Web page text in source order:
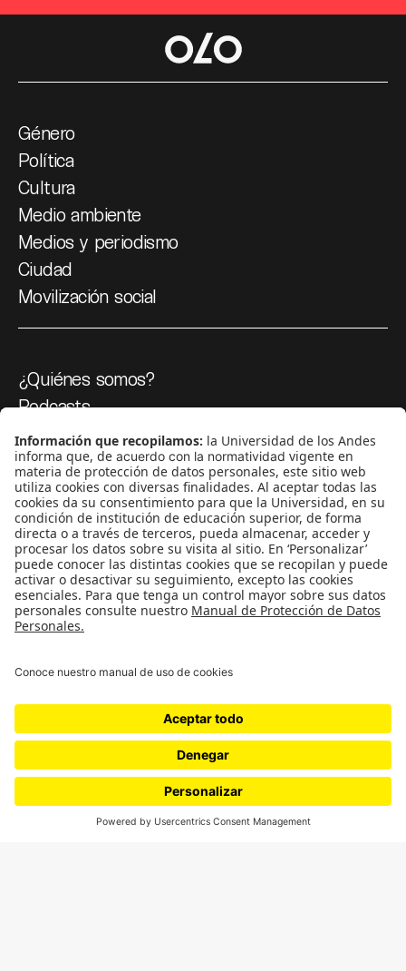
Género
Política
Cultura
Medio ambiente
Medios y periodismo
Ciudad
Movilización social
¿Quiénes somos?
Podcasts
Ediciones especiales
Proyectos 070
SÍGUENOS
¿Quieres escribir en 070?
CONTÁCTANOS
NEWSLETTER